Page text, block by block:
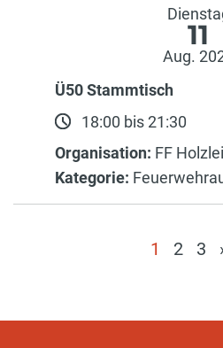
11
Aug.
Ü50 Stammtisch
18:00 bis 21:30
Organisation: FF
Kategorie:
1 2 3 ›